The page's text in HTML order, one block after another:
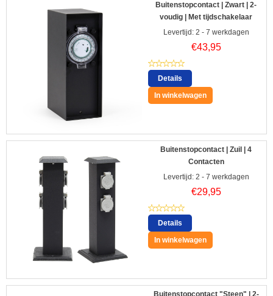
Buitenstopcontact | Zwart | 2-
voudig | Met tijdschakelaar
Levertijd: 2 - 7 werkdagen
€43,95
Details
In winkelwagen
Buitenstopcontact | Zuil | 4
Contacten
Levertijd: 2 - 7 werkdagen
€29,95
Details
In winkelwagen